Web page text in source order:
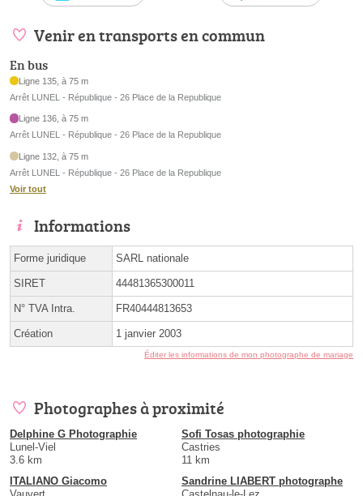
Venir en transports en commun
En bus
Ligne 135, à 75 m
Arrêt LUNEL - République - 26 Place de la Republique
Ligne 136, à 75 m
Arrêt LUNEL - République - 26 Place de la Republique
Ligne 132, à 75 m
Arrêt LUNEL - République - 26 Place de la Republique
Voir tout
Informations
Forme juridique SARL nationale
SIRET 44481365300011
N° TVA Intra. FR40444813653
Création 1 janvier 2003
Éditer les informations de mon photographe de mariage
Photographes à proximité
Delphine G Photographie
Lunel-Viel
3.6 km
Sofi Tosas photographie
Castries
11 km
ITALIANO Giacomo
Sandrine LIABERT photographe